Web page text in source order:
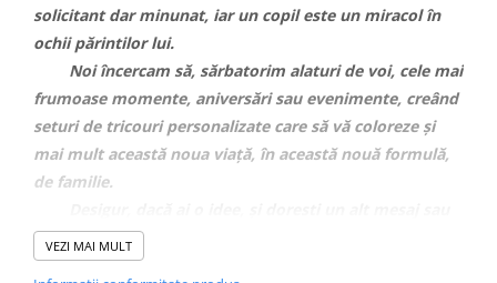
solicitant dar minunat, iar un copil este un miracol în
ochii părintilor lui.
Noi încercam să, sărbatorim alaturi de voi, cele mai
frumoase momente, aniversări sau evenimente, creând
seturi de tricouri personalizate care să vă coloreze și
mai mult această noua viață, în această nouă formulă,
de familie.
alte animații pe tricouri, nu ezita să ne contactezi pe
WhatsApppe numarul 0743.351.271 , iar noi te vom
VEZI MAI MULT